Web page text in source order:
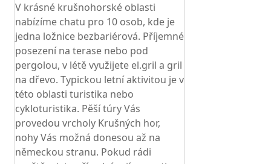
V krásné krušnohorské oblasti
nabízíme chatu pro 10 osob, kde je
jedna ložnice bezbariérová. Příjemné
posezení na terase nebo pod
pergolou, v létě využijete el.gril a gril
na dřevo. Typickou letní aktivitou je v
této oblasti turistika nebo
cykloturistika. Pěší túry Vás
provedou vrcholy Krušných hor,
nohy Vás možná donesou až na
německou stranu. Pokud rádi